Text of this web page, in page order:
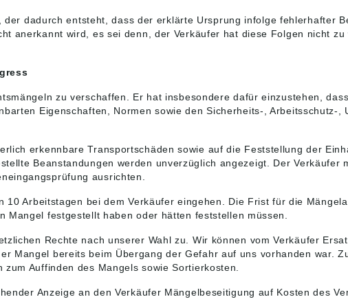
dadurch entsteht, dass der erklärte Ursprung infolge fehlerhafter
anerkannt wird, es sei denn, der Verkäufer hat diese Folgen nicht zu
zu verschaffen. Er hat insbesondere dafür einzustehen,
Eigenschaften, Normen sowie den Sicherheits-, Arbeitsschutz-,
erkennbare Transportschäden sowie auf die Feststellung der
Beanstandungen werden unverzüglich angezeigt. Der Verkäufer
ausrichten.
Arbeitstagen bei dem Verkäufer eingehen. Die Frist für die
Mangel festgestellt haben oder hätten feststellen müssen.
Rechte nach unserer Wahl zu. Wir können vom Verkäufer
Mangel bereits beim Übergang der Gefahr auf uns vorhanden war.
Auffinden des Mangels sowie Sortierkosten.
Anzeige an den Verkäufer Mängelbeseitigung auf Kosten des